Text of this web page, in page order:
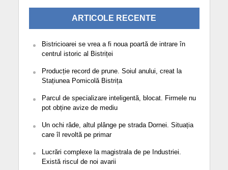
ARTICOLE RECENTE
Bistricioarei se vrea a fi noua poartă de intrare în
centrul istoric al Bistriței
Producție record de prune. Soiul anului, creat la
Stațiunea Pomicolă Bistrița
Parcul de specializare inteligentă, blocat. Firmele nu
pot obține avize de mediu
Un ochi râde, altul plânge pe strada Dornei. Situația
care îl revoltă pe primar
Lucrări complexe la magistrala de pe Industriei.
Există riscul de noi avarii